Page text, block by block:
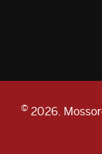
© 2026.